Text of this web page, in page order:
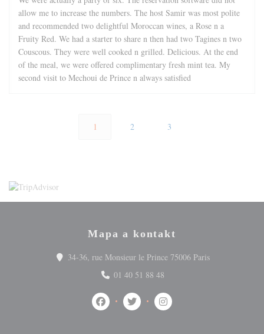
allow me to increase the numbers. The host Samir was most polite
and recommended two delightful Moroccan wines, a Rose n a
Fruity Red. We had a starter to share n then had two Tagines n two
Couscous. They were well cooked n grilled. Delicious. At the end
of the meal, we were offered complimentary fresh mint tea. My
second visit to Mechoui de Prince n always satisfied
1 2 3
Mapa a kontakt
34-36, rue Monsieur le Prince 75006 Paris((otevře se v
01 40 51 88 48
Facebook ((otevře se v novém okně))
Twitter ((otevře se v novém okně))
Instagram ((otevře se v